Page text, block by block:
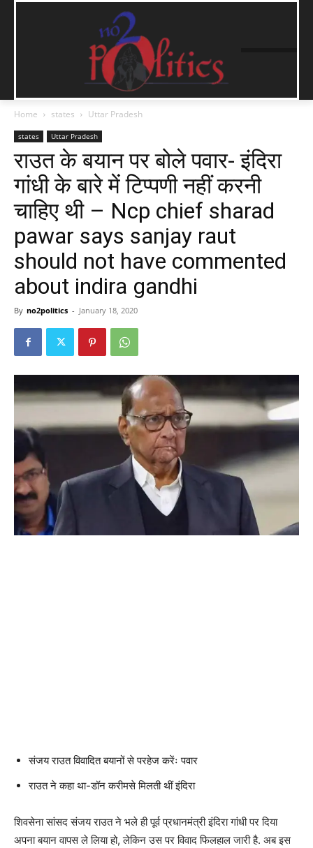
Home states Uttar Pradesh
states Uttar Pradesh
राउत के बयान पर बोले पवार- इंदिरा
गांधी के बारे में टिप्पणी नहीं करनी
चाहिए थी – Ncp chief sharad
pawar says sanjay raut
should not have commented
about indira gandhi
By no2politics - January 18, 2020
संजय राउत विवादित बयानों से परहेज करेंः पवार
राउत ने कहा था-डॉन करीमसे मिलती थीं इंदिरा
शिवसेना सांसद संजय राउत ने भले ही पूर्व प्रधानमंत्री इंदिरा गांधी पर दिया
अपना बयान वापस ले लिया हो, लेकिन उस पर विवाद फिलहाल जारी है. अब इस